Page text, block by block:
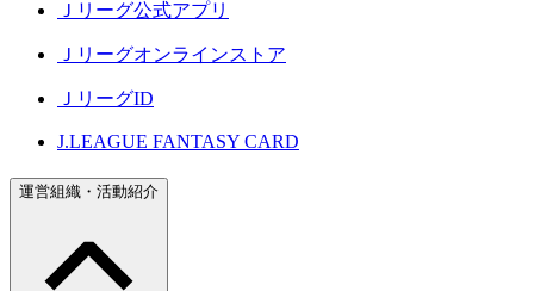
Ｊリーグ公式アプリ
Ｊリーグオンラインストア
ＪリーグID
J.LEAGUE FANTASY CARD
運営組織・活動紹介